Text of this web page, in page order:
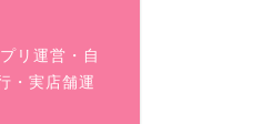
リ運営・自
・実店舗運